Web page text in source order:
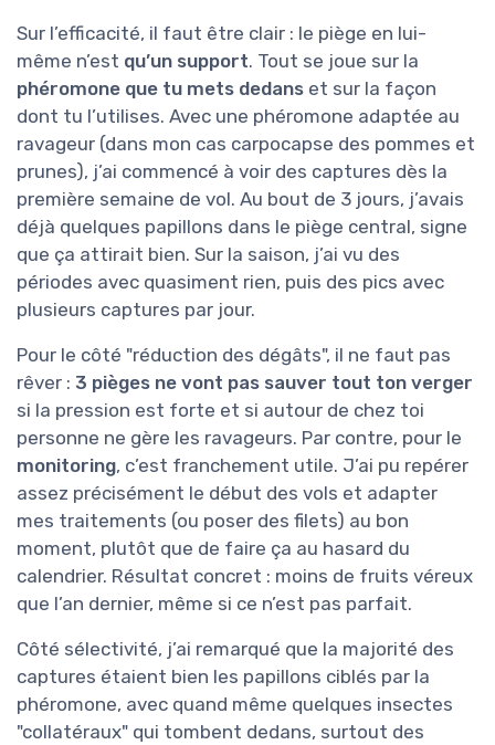
Sur l’efficacité, il faut être clair : le piège en lui-
même n’est qu’un support. Tout se joue sur la
phéromone que tu mets dedans et sur la façon
dont tu l’utilises. Avec une phéromone adaptée au
ravageur (dans mon cas carpocapse des pommes et
prunes), j’ai commencé à voir des captures dès la
première semaine de vol. Au bout de 3 jours, j’avais
déjà quelques papillons dans le piège central, signe
que ça attirait bien. Sur la saison, j’ai vu des
périodes avec quasiment rien, puis des pics avec
plusieurs captures par jour.
Pour le côté "réduction des dégâts", il ne faut pas
rêver : 3 pièges ne vont pas sauver tout ton verger
si la pression est forte et si autour de chez toi
personne ne gère les ravageurs. Par contre, pour le
monitoring, c’est franchement utile. J’ai pu repérer
assez précisément le début des vols et adapter
mes traitements (ou poser des filets) au bon
moment, plutôt que de faire ça au hasard du
calendrier. Résultat concret : moins de fruits véreux
que l’an dernier, même si ce n’est pas parfait.
Côté sélectivité, j’ai remarqué que la majorité des
captures étaient bien les papillons ciblés par la
phéromone, avec quand même quelques insectes
"collatéraux" qui tombent dedans, surtout des